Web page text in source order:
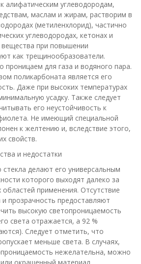
алифатическим углеводородам,
маслам и жирам, растворим в
(метиленхлорид), частично
углеводородах, кетонах и
при повышении
как трещинообразователи.
проницаем для газа и водяного пара.
поликарбоната является его
Даже при высоких температурах
усадку. Также следует
его неустойчивость к
Не имеющий специальной
к желтению и, вследствие этого,
свойств.
и недостатки
стекла делают его универсальным
которого выходят далеко за
применения. Отсутствие
и прозрачность предоставляют
высокую светопроницаемость
света отражается, а 92 %
Следует отметить, что
меньше света. В случаях,
нежелательна, можно